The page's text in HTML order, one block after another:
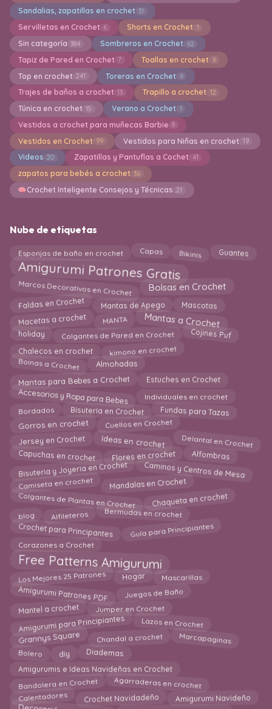
Sandalias, zapatillas en crochet 31
Servilletas en Crochet 6 Shorts en Crochet 1
Sin categoría 384 Sombreros en Crochet 62
Tapiz de Pared en Crochet 7 Toallas en crochet 6
Top en crochet 241 Toreras en Crochet 6
Trajes de baños a crochet 13 Trapillo a crochet 12
Túnica en crochet 15 Verano a Crochet 1
Vestidos a crochet para muñecas Barbie 8
Vestidos en Crochet 99 Vestidos para Niñas en crochet 19
Videos 20 Zapatillas y Pantuflas a Cochet 41
zapatos para bebés a crochet 36
Crochet Inteligente Consejos y Técnicas 21
Nube de etiquetas
Esponjas de baño en crochet Capas Bikinis Guantes
Amigurumi Patrones Gratis
Marcos Decorativos en Crochet Bolsas en Crochet
Faldas en Crochet Mantas de Apego Mascotas
Macetas a crochet MANTA Mantas a Crochet
holiday Colgantes de Pared en Crochet Cojines Puf
Chalecos en crochet kimono en crochet
Boinas a Crochet Almohadas
Mantas para Bebes a Crochet Estuches en Crochet
Accesorios y Ropa para Bebes Individuales en crochet
Bordados Bisutería en Crochet Fundas para Tazas
Gorros en crochet Cuellos en Crochet
Jersey en Crochet Ideas en crochet Delantal en Crochet
Capuchas en crochet Flores en crochet Alfombras
Bisuteria y Joyeria en Crochet Caminos y Centros de Mesa
Camiseta en crochet Mandalas en Crochet
Colgantes de Plantas en Crochet Chaqueta en crochet
blog Alfileteros Bermudas en crochet
Crochet para Principantes Guía para Principiantes
Corazones a Crochet
Free Patterns Amigurumi
Los Mejores 25 Patrones Hogar Mascarillas
Amigurumi Patrones PDF Juegos de Baño
Mantel a crochet Jumper en Crochet
Amigurumi para Principiantes Lazos en Crochet
Grannys Square Chandal a crochet Marcapaginas
Bolero diy Diademas
Amigurumis e Ideas Navideñas en Crochet
Bandolera en Crochet Agarraderas en crochet
Calentadores Crochet Navidadeño Amigurumi Navideño